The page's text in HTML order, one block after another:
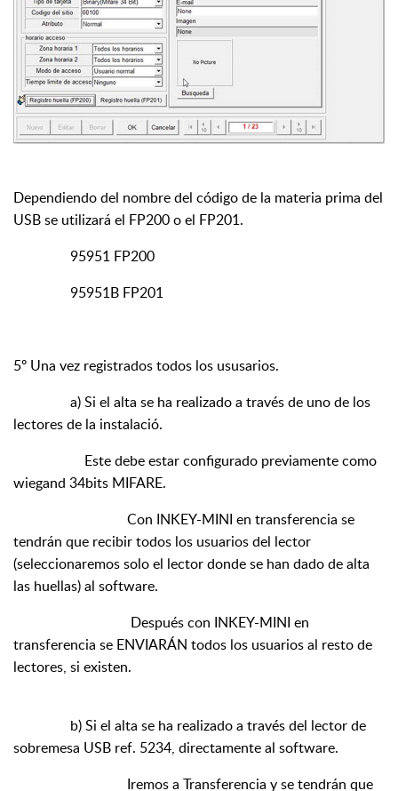
Dependiendo del nombre del código de la materia prima del
USB se utilizará el FP200 o el FP201.
95951 FP200
95951B FP201
5º Una vez registrados todos los ususarios.
a) Si el alta se ha realizado a través de uno de los
lectores de la instalació.
Este debe estar configurado previamente como
wiegand 34bits MIFARE.
Con INKEY-MINI en transferencia se
tendrán que recibir todos los usuarios del lector
(seleccionaremos solo el lector donde se han dado de alta
las huellas) al software.
Después con INKEY-MINI en
transferencia se ENVIARÁN todos los usuarios al resto de
lectores, si existen.
b) Si el alta se ha realizado a través del lector de
sobremesa USB ref. 5234, directamente al software.
Iremos a Transferencia y se tendrán que